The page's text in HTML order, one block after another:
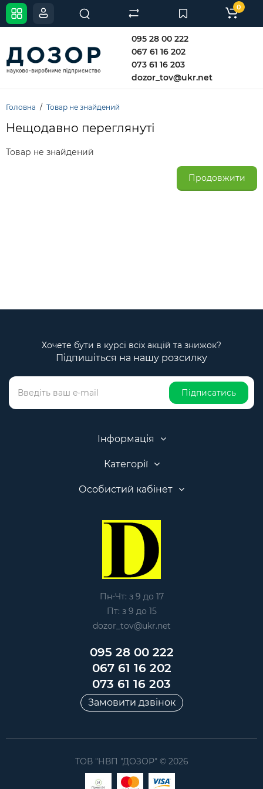
095 28 00 222
067 61 16 202
073 61 16 203
dozor_tov@ukr.net
0
Головна Товар не знайдений
Нещодавно переглянуті
Товар не знайдений
Продовжити
Хочете бути в курсі всіх акцій та знижок?
Підпишіться на нашу розсилку
Підписатись
Інформація
Категорії
Особистий кабінет
Пн-Чт: з 9 до 17
Пт: з 9 до 15
dozor_tov@ukr.net
095 28 00 222
067 61 16 202
073 61 16 203
Замовити дзвінок
ТОВ "НВП "ДОЗОР" © 2026